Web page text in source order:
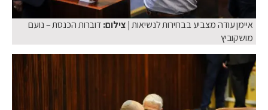
איימן עודה מצביע בבחירות לנשיאות| צילום:דוברות הכנסת – נועם
מושקוביץ